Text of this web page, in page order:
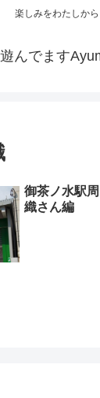
楽しみをわたしから
遊んでます
御茶ノ水駅
織さん編